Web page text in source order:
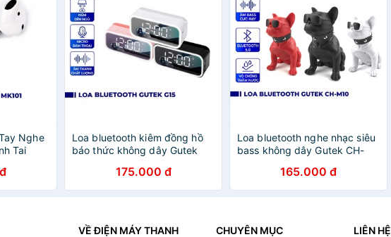
Nghe
Tai
Loa bluetooth kiêm đồng hồ
báo thức không dây Gutek
175.000 đ
Loa bluetooth nghe nhạc siêu
bass không dây Gutek CH-
165.000 đ
VỀ ĐIỆN MÁY THANH CHUYÊN MỤC LIÊN HỆ